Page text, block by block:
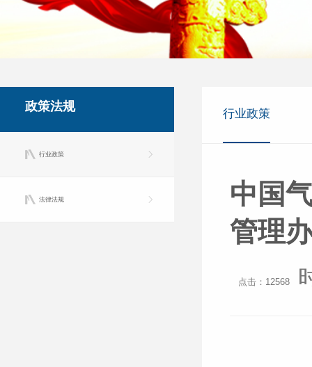
政策法规
行业政策
法律法规
行业政策
中国
管理
点击：12568